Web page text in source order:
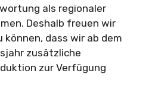
als regionaler
Deshalb freuen wir
dass wir ab dem
zusätzliche
zur Verfügung